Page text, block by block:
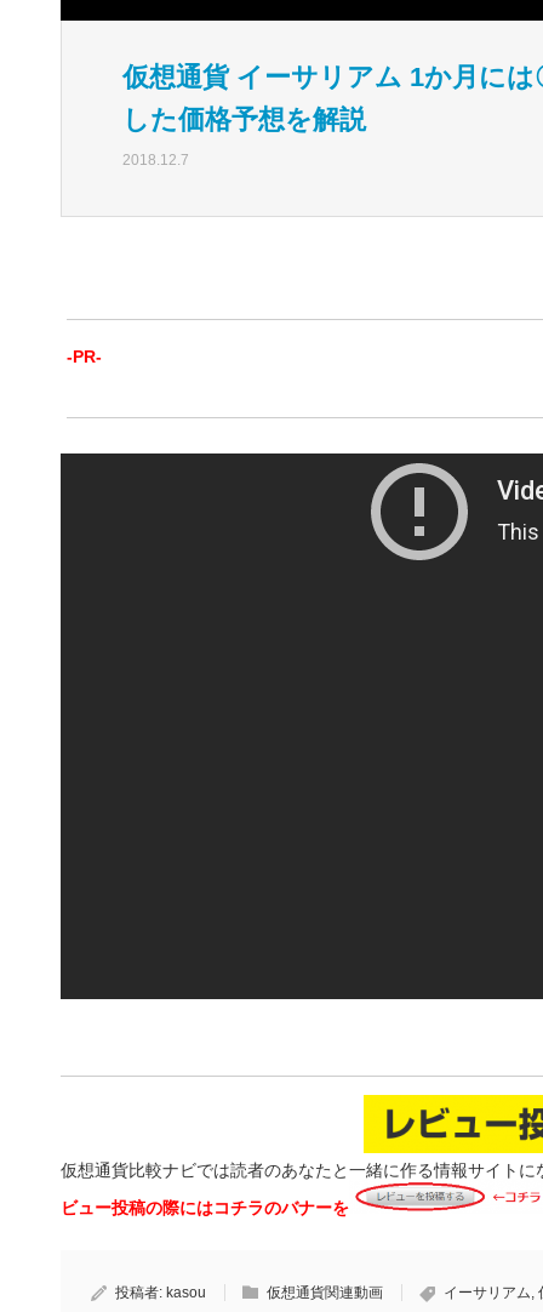
仮想通貨 イーサリアム 1か月に
した価格予想を解説
2018.12.7
-PR-
仮想通貨比較ナビでは読者のあなたと一緒に作る情報サイト
ビュー投稿の際にはコチラのバナーを
投稿者: kasou 仮想通貨関連動画 イーサリアム,